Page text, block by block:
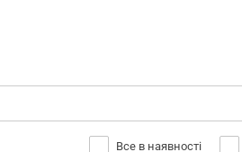
Все в наявності